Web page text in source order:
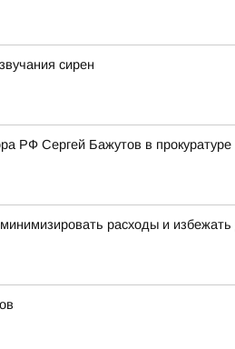
сирен
РФ Сергей Бажутов в
расходы и избежать